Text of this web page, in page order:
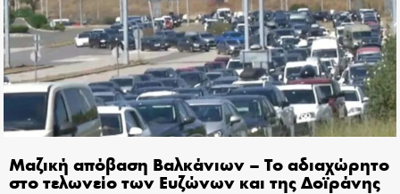
Μαζική απόβαση Βαλκάνιων – Το αδιαχώρητο
στο τελωνείο των Ευζώνων και της Δοϊράνης